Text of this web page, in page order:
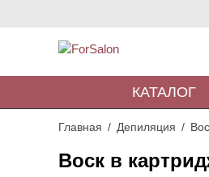
КАТАЛОГ
Главная Депиляция
Воск в